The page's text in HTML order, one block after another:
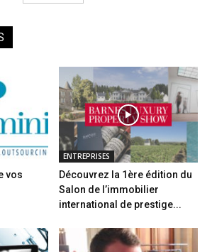
vos
ENTREPRISES
Découvrez la 1ère édition du
Salon de l’immobilier
international de prestige...